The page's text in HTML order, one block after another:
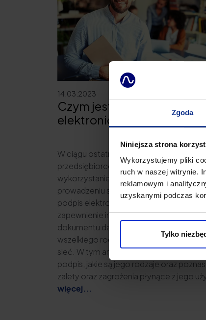
Zgoda
Niniejsza strona
Wykorzystujemy pliki
ruch w naszej witrynie.
reklamowym i
uzyskanymi podczas
Tylko
14.03.2023
Czym jest podpis
elektroniczny?
W ciągu ostatnich lat coraz więcej
przedsiębiorców decyduje się na
wykorzystanie nowoczesnych narzędzi
prowadzeniu swojej firmy. Jednym z nich
podpis elektroniczny, który poprzez
zapewnienie integralności i
dokumentu daje możliwość zawierania
wszelkiego rodzaj umów i transakcji
sieć. W tym artykule dowiesz się czym
podpis, jakie są jego rodzaje oraz
zalety oraz zagrożenia płynące z jego
więcej...